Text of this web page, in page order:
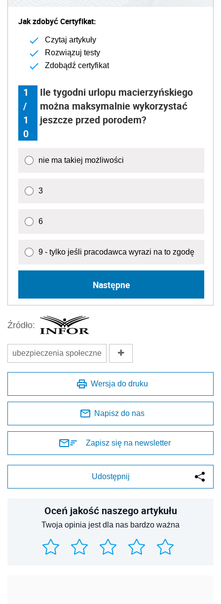
Jak zdobyć Certyfikat:
Czytaj artykuły
Rozwiązuj testy
Zdobądź certyfikat
1
/
1
0
Ile tygodni urlopu macierzyńskiego
można maksymalnie wykorzystać
jeszcze przed porodem?
nie ma takiej możliwości
3
6
9 - tylko jeśli pracodawca wyrazi na to zgodę
Następne
Źródło:
ubezpieczenia społeczne
Wersja do druku
Napisz do nas
Zapisz się na newsletter
Udostępnij
Oceń jakość naszego artykułu
Twoja opinia jest dla nas bardzo ważna